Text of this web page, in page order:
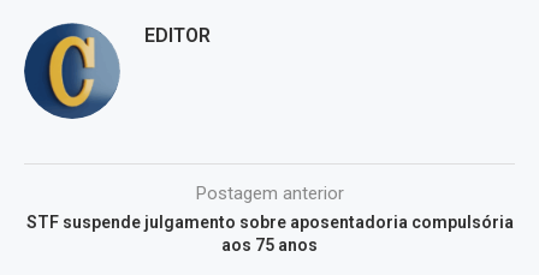
EDITOR
Postagem anterior
STF suspende julgamento sobre aposentadoria compulsória
aos 75 anos